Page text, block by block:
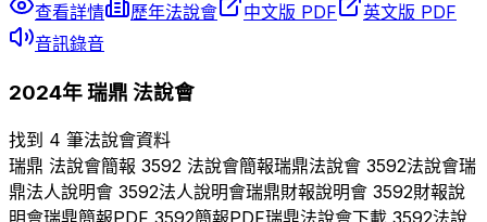
查看詳情
歷年法說會 中文版 PDF
英文版 PDF
音訊錄音
2024年瑞鼎 法說會
找到 4 筆法說會資料
瑞鼎 法說會簡報 3592 法說會簡報瑞鼎法說會 3592法說會瑞
鼎法人說明會 3592法人說明會瑞鼎財報說明會 3592財報說
明會瑞鼎簡報PDF 3592簡報PDF瑞鼎法說會下載 3592法說